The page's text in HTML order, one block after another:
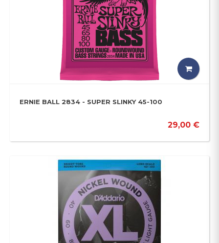
ERNIE BALL 2834 - SUPER SLINKY 45-100
29,00 €